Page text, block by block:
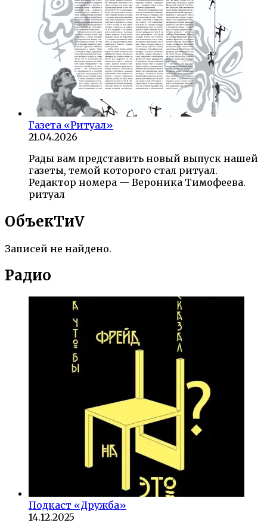
Газета «Ритуал»
21.04.2026
Рады вам представить новый выпуск нашей
газеты, темой которого стал ритуал.
Редактор номера — Вероника Тимофеева.
ритуал
ОбъекTиV
Записей не найдено.
Радио
Подкаст «Дружба»
14.12.2025